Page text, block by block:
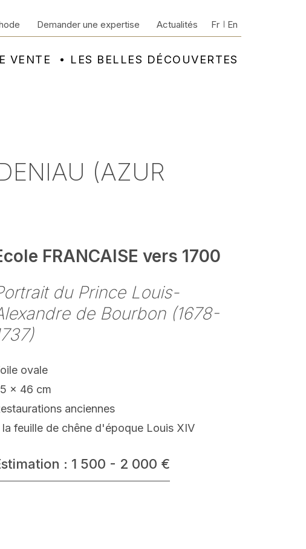
VENTE LES BELLES DÉCOUVERTES
Demander une expertise Actualités Fr En
(AZUR
FRANCAISE vers 1700
du Prince Louis-
de Bourbon (1678-
ovale
x 46 cm
anciennes
la feuille de chêne d'époque Louis XIV
: 1 500 - 2 000 €